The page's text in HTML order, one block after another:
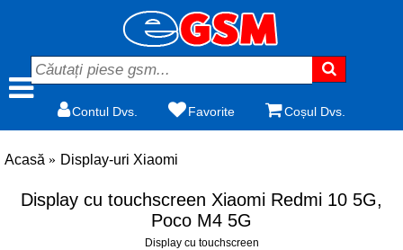
Contul Dvs. Favorite Coșul Dvs.
Acasă Display-uri Xiaomi
Display cu touchscreen Xiaomi Redmi 10 5G,
Poco M4 5G
Display cu touchscreen